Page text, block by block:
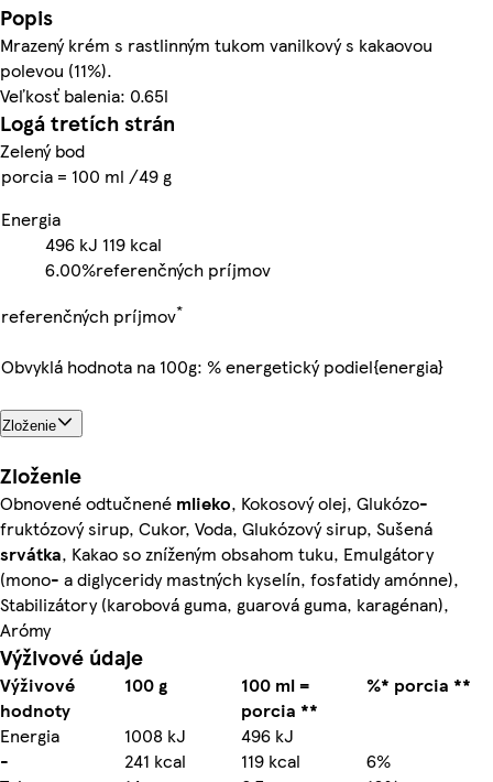
Popis
Mrazený krém s rastlinným tukom vanilkový s kakaovou
polevou (11%).
Veľkosť balenia: 0.65l
Logá tretích strán
Zelený bod
porcia = 100 ml /49 g
Energia
496 kJ 119 kcal
6.00%referenčných príjmov
referenčných príjmov*
Obvyklá hodnota na 100g: % energetický podiel{energia}
Zloženie
Zloženie
Obnovené odtučnené mlieko, Kokosový olej, Glukózo-
fruktózový sirup, Cukor, Voda, Glukózový sirup, Sušená
srvátka, Kakao so zníženým obsahom tuku, Emulgátory
(mono- a diglyceridy mastných kyselín, fosfatidy amónne),
Stabilizátory (karobová guma, guarová guma, karagénan),
Arómy
Výživové údaje
Výživové
hodnoty
100 g
100 ml =
porcia **
%* porcia **
Energia
1008 kJ
496 kJ
-
241 kcal 119 kcal
6%